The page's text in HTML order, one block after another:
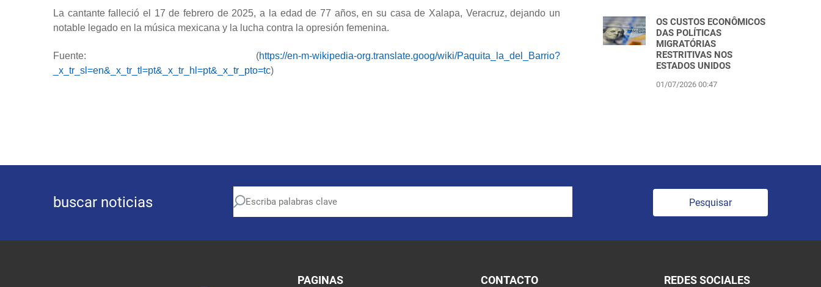
La cantante falleció el 17 de febrero de 2025, a la edad de 77 años, en su casa de Xalapa, Veracruz, dejando un
notable legado en la música mexicana y la lucha contra la opresión femenina.
Fuente: (https://en-m-wikipedia-org.translate.goog/wiki/Paquita_la_del_Barrio?
_x_tr_sl=en&_x_tr_tl=pt&_x_tr_hl=pt&_x_tr_pto=tc)
OS CUSTOS ECONÔMICOS
DAS POLÍTICAS
MIGRATÓRIAS
RESTRITIVAS NOS
ESTADOS UNIDOS
01/07/2026 00:47
buscar noticias Pesquisar
PAGINAS CONTACTO REDES SOCIALES